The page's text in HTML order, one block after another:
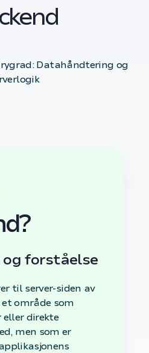
Datahåndtering og
og forståelse
til server-siden av
område som
eller direkte
men som er